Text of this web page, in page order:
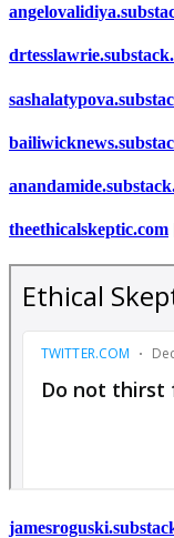
theethicalskeptic.com